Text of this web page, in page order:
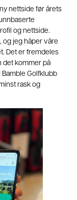
nettside før årets
og nettside.
og jeg håper våre
Det er fremdeles
det kommer på
Golfklubb
rask og